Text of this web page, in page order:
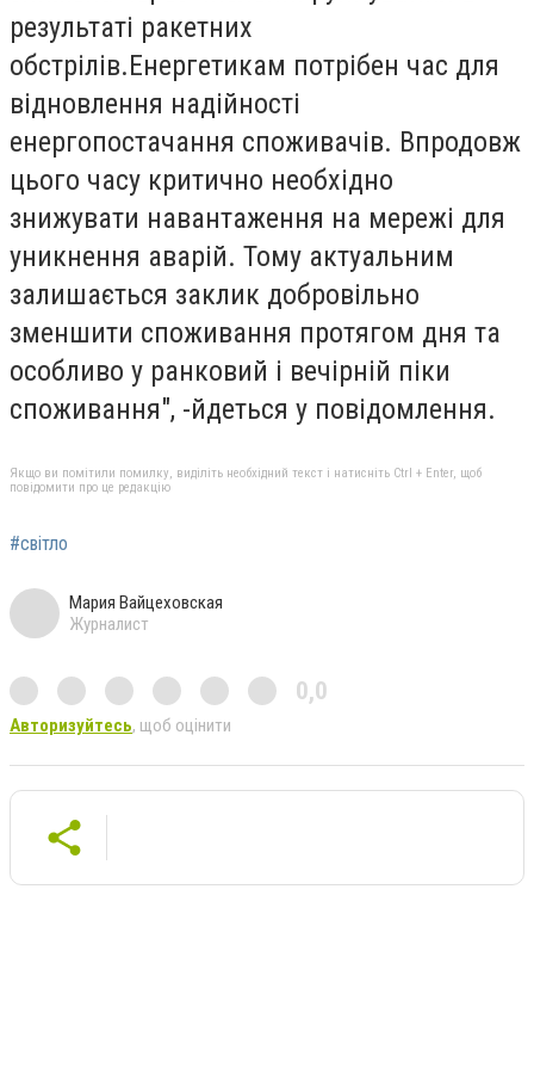
результаті ракетних
обстрілів.Енергетикам потрібен час для
відновлення надійності
енергопостачання споживачів. Впродовж
цього часу критично необхідно
знижувати навантаження на мережі для
уникнення аварій. Тому актуальним
залишається заклик добровільно
зменшити споживання протягом дня та
особливо у ранковий і вечірній піки
споживання", -йдеться у повідомлення.
Якщо ви помітили помилку, виділіть необхідний текст і натисніть Ctrl + Enter, щоб
повідомити про це редакцію
#світло
Мария Вайцеховская
Журналист
0,0
Авторизуйтесь, щоб оцінити